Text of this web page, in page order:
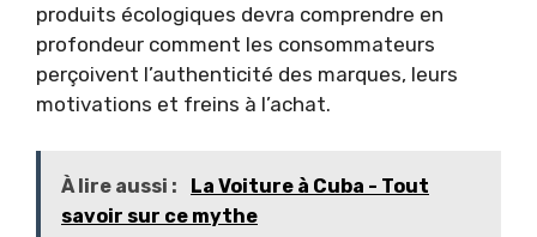
produits écologiques devra comprendre en
profondeur comment les consommateurs
perçoivent l’authenticité des marques, leurs
motivations et freins à l’achat.
À lire aussi :
La Voiture à Cuba - Tout
savoir sur ce mythe